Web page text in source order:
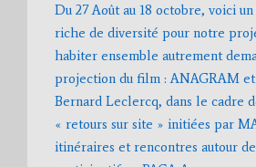
Du 27 Août au 18 octobre, voici
riche de diversité pour notre
habiter ensemble autrement
projection du film : ANAGRAM
Bernard Leclercq, dans le cadre
« retours sur site » initiées par
itinéraires et rencontres autour